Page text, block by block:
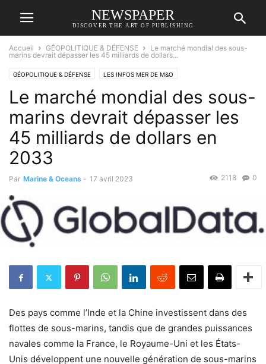
NEWSPAPER
DISCOVER THE ART OF PUBLISHING
Accueil GÉOPOLITIQUE & DÉFENSE
Le marché mondial des sous-
marins devrait dépasser les 45 milliards de dollars...
GÉOPOLITIQUE & DÉFENSE LES INFOS MER DE M&O
Le marché mondial des sous-
marins devrait dépasser les
45 milliards de dollars en
2033
Par Marine & Oceans - 17 avril 2023 0
2118
Des pays comme l’Inde et la Chine investissent dans des
flottes de sous-marins, tandis que de grandes puissances
navales comme la France, le Royaume-Uni et les États-
Unis développent une nouvelle génération de sous-marins